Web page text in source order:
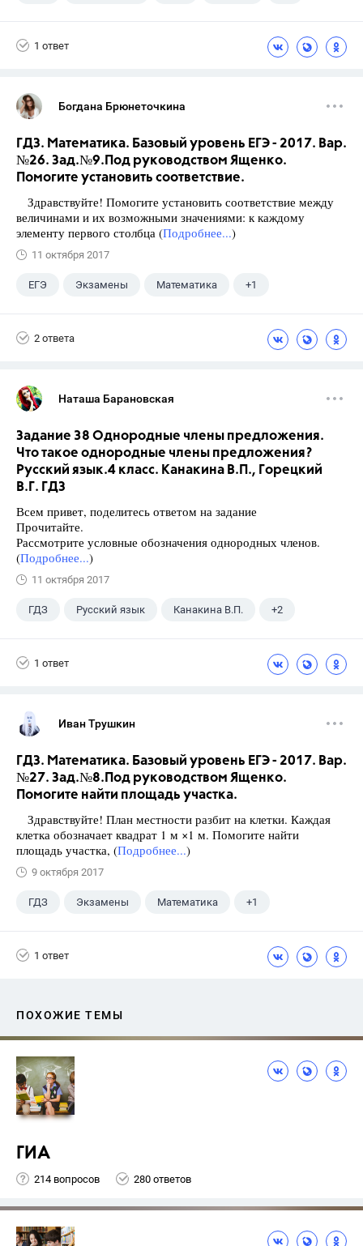
1 ответ
Богдана Брюнеточкина
ГДЗ. Математика. Базовый уровень ЕГЭ - 2017. Вар.
№26. Зад.№9.Под руководством Ященко.
Помогите установить соответствие.
Здравствуйте! Помогите установить соответствие между
величинами и их возможными значениями: к каждому
элементу первого столбца (Подробнее...)
11 октября 2017
ЕГЭ Экзамены Математика +1
2 ответа
Наташа Барановская
Задание 38 Однородные члены предложения.
Что такое однородные члены предложения?
Русский язык.4 класс. Канакина В.П., Горецкий
В.Г. ГДЗ
Всем привет, поделитесь ответом на задание
Прочитайте.
Рассмотрите условные обозначения однородных членов.
(Подробнее...)
11 октября 2017
ГДЗ Русский язык Канакина В.П. +2
1 ответ
Иван Трушкин
ГДЗ. Математика. Базовый уровень ЕГЭ - 2017. Вар.
№27. Зад.№8.Под руководством Ященко.
Помогите найти площадь участка.
Здравствуйте! План местности разбит на клетки. Каждая
клетка обозначает квадрат 1 м ×1 м. Помогите найти
площадь участка, (Подробнее...)
9 октября 2017
ГДЗ Экзамены Математика +1
1 ответ
ПОХОЖИЕ ТЕМЫ
ГИА
214 вопросов 280 ответов